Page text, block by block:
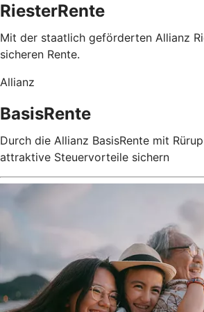
RiesterRente
Mit der staatlich geförderten Allianz
sicheren Rente.
Allianz
BasisRente
Durch die Allianz BasisRente mit
attraktive Steuervorteile sichern